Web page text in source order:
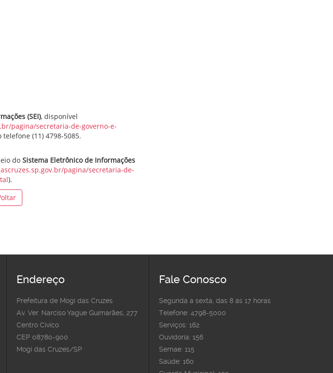
(SEI), disponível
pagina/secretaria-de-governo-e-
telefone (11) 4798-5085.
do Sistema Eletrônico de Informações
pagina/secretaria-de-
).
Endereço
Prefeitura de Mogi das Cruzes
Av. Ver. Narciso Yague Guimarães, 277
Centro Cívico
CEP 08780-900
Mogi das Cruzes/SP
Fale Conosco
Segunda a sexta, das 8 às 17 horas
Telefone: 4798-5000
Serviços: 162
Ouvidoria: 156
Semae: 115
Saúde: 160